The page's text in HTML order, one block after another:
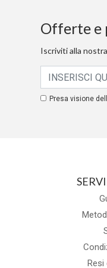
Offerte e
Iscriviti alla
Presa visione